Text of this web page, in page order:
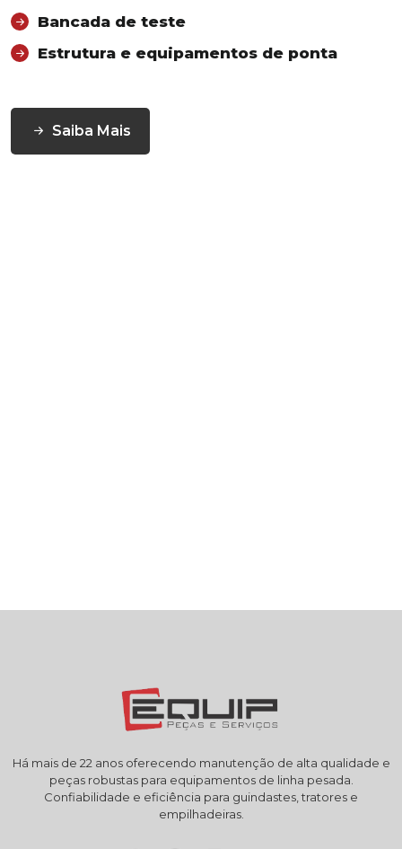
Bancada de teste
Estrutura e equipamentos de ponta
Saiba Mais
Há mais de 22 anos oferecendo manutenção de alta qualidade e
peças robustas para equipamentos de linha pesada.
Confiabilidade e eficiência para guindastes, tratores e
empilhadeiras.